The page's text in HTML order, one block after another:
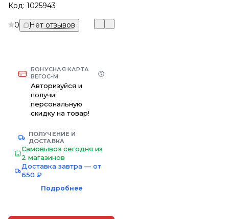
Код: 1025943
0 Нет отзывов
БОНУСНАЯ КАРТА
ВЕГОС-М
Авторизуйся и
получи
персональную
скидку на товар!
ПОЛУЧЕНИЕ И
ДОСТАВКА
Самовывоз сегодня из
2 магазинов
Доставка завтра — от
650 ₽
Подробнее